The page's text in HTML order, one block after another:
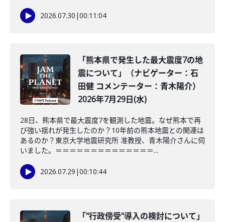
2026.07.30 |00:11:04
「熊本県で発生した最大震度7の地
震について」（ナビゲーター：石
田健 コメンテーター：青木陽介）
2026年7月29日(水)
28日、熊本県で最大震度7を観測した地震。なぜ熊本で再
び強い揺れが発生したのか？10年前の熊本地震との関連は
あるのか？東京大学地震研究所 准教授、青木陽介さんに伺
いました。＝＝＝＝＝＝＝＝＝＝＝＝＝＝...
2026.07.29 |00:10:44
「"行政傍受"導入の検討について」